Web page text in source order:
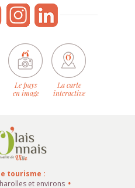
Le pays
en image
La carte
interactive
tourisme :
et environs